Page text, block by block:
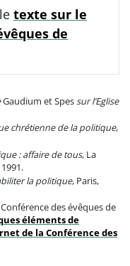
texte sur le
de
Gaudium et Spessur l’Eglise
chrétienne de la politique,
: affaire de tous, La
la politique, Paris,
des évêques de
éléments de
de la Conférence des